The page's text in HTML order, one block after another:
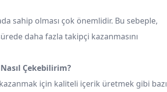
sahip olması çok önemlidir. Bu sebeple,
daha fazla takipçi kazanmasını
Çekebilirim?
için kaliteli içerik üretmek gibi bazı